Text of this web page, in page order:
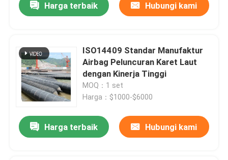
Produk
Tentang kami
Tur Pabrik
Harga terbaik Hubungi kami
ISO14409 Standar Manufaktur
Airbag Peluncuran Karet Laut
dengan Kinerja Tinggi
MOQ：1 set
Harga：$1000-$6000
Harga terbaik Hubungi kami